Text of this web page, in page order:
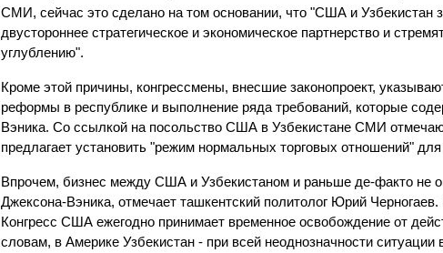
СМИ, сейчас это сделано на том основании, что "США и Узбекистан
двустороннее стратегическое и экономическое партнерство и
углублению".
Кроме этой причины, конгрессмены, внесшие законопроект,
реформы в республике и выполнение ряда требований, которые
Вэника. Со ссылкой на посольство США в Узбекистане СМИ
предлагает установить "режим нормальных торговых отношений" для
Впрочем, бизнес между США и Узбекистаном и раньше де-факто не
Джексона-Вэника, отмечает ташкентский политолог Юрий
Конгресс США ежегодно принимает временное освобождение от
словам, в Америке Узбекистан - при всей неоднозначности ситуации